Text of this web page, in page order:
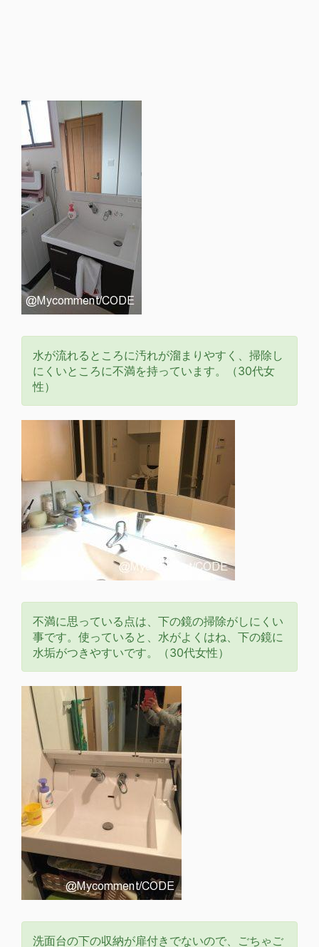
水が流れるところに汚れが溜まりやすく、掃除し
にくいところに不満を持っています。（30代女
性）
不満に思っている点は、下の鏡の掃除がしにくい
事です。使っていると、水がよくはね、下の鏡に
水垢がつきやすいです。（30代女性）
洗面台の下の収納が扉付きでないので、ごちゃご